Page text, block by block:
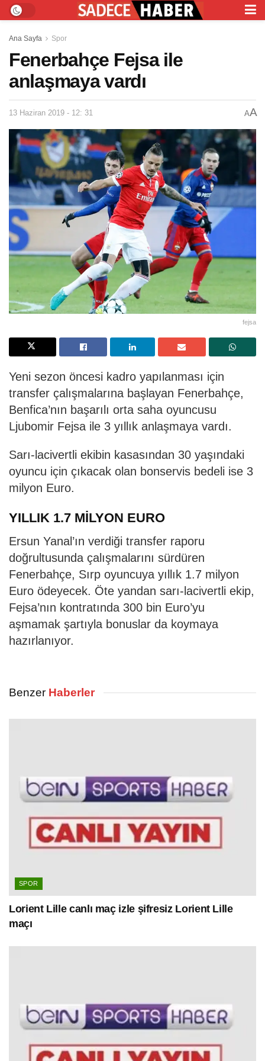
Ana Sayfa Spor
Fenerbahçe Fejsa ile
anlaşmaya vardı
13 Haziran 2019 - 12: 31 AA
fejsa
Yeni sezon öncesi kadro yapılanması için
transfer çalışmalarına başlayan Fenerbahçe,
Benfica’nın başarılı orta saha oyuncusu
Ljubomir Fejsa ile 3 yıllık anlaşmaya vardı.
Sarı-lacivertli ekibin kasasından 30 yaşındaki
oyuncu için çıkacak olan bonservis bedeli ise 3
milyon Euro.
YILLIK 1.7 MİLYON EURO
Ersun Yanal’ın verdiği transfer raporu
doğrultusunda çalışmalarını sürdüren
Fenerbahçe, Sırp oyuncuya yıllık 1.7 milyon
Euro ödeyecek. Öte yandan sarı-lacivertli ekip,
Fejsa’nın kontratında 300 bin Euro’yu
aşmamak şartıyla bonuslar da koymaya
hazırlanıyor.
Benzer Haberler
SPOR
Lorient Lille canlı maç izle şifresiz Lorient Lille
maçı